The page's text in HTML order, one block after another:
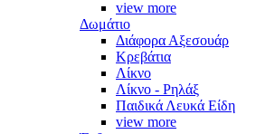
view more
Δωμάτιο
Διάφορα Αξεσουάρ
Κρεβάτια
Λίκνο
Λίκνο - Ρηλάξ
Παιδικά Λευκά Είδη
view more